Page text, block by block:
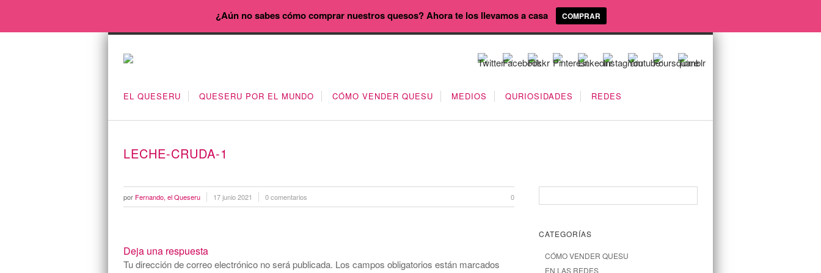
EL QUESERU QUESERU POR EL MUNDO CÓMO VENDER QUESU MEDIOS QURIOSIDADES REDES
LECHE-CRUDA-1
por Fernando, el Queseru 17 junio 2021 0 comentarios 0
Deja una respuesta
Tu dirección de correo electrónico no será publicada. Los campos obligatorios están marcados
CATEGORÍAS
CÓMO VENDER QUESU
EN LAS REDES
¿Aún no sabes cómo comprar nuestros quesos? Ahora te los llevamos a casa COMPRAR